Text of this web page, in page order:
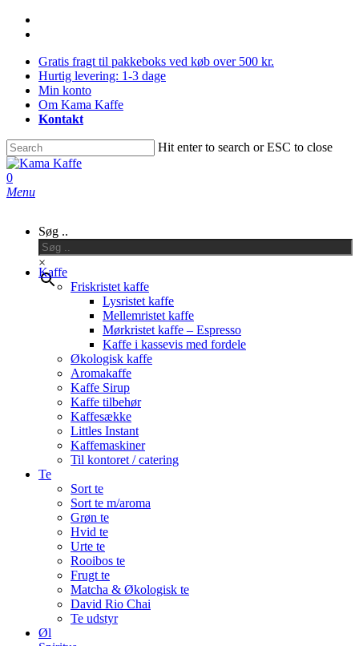
Skip
contentGratis fragt til pakkeboks ved køb over 500 kr.
Hurtig levering: 1-3 dage
Min konto
Om Kama Kaffe
Kontakt
Hit enter to search or ESC to close
Close
Search
0
Menu
Søg ..
×
Kaffe
Friskristet kaffe
Lysristet kaffe
Mellemristet kaffe
Mørkristet kaffe – Espresso
Kaffe i kassevis med fordele
Økologisk kaffe
Aromakaffe
Kaffe Sirup
Kaffe tilbehør
Kaffesække
Littles Instant
Kaffemaskiner
Til kontoret / catering
Te
Sort te
Sort te m/aroma
Grøn te
Hvid te
Urte te
Rooibos te
Frugt te
Matcha & Økologisk te
David Rio Chai
Te udstyr
Øl